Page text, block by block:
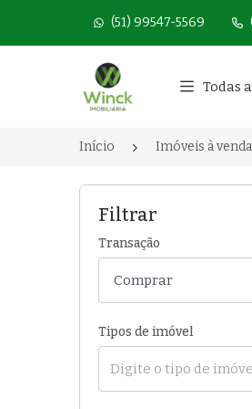
(51) 99547-5569
Página inicial
Todas
Início Imóveis à venda
Filtrar
Transação
Tipos de imóvel